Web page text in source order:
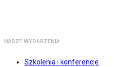
NASZE WYDARZENIA
Szkolenia i konferencje